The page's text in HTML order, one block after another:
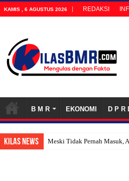
KAMIS , 6 AGUSTUS 2026 REDAKSI
B M R EKONOMI D P R
KILAS NEWS Meski Tidak Pernah Masuk,